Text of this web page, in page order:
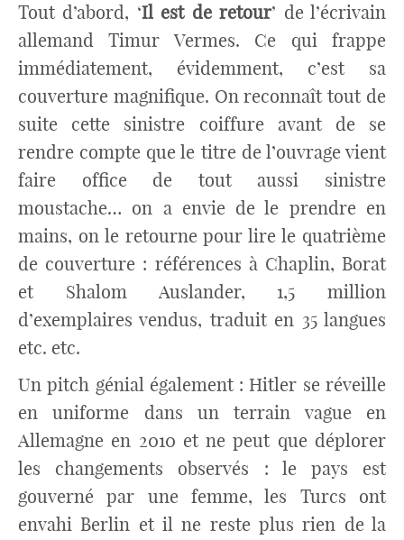
Tout d’abord, ‘Il est de retour’ de l’écrivain
allemand Timur Vermes. Ce qui frappe
immédiatement, évidemment, c’est sa
couverture magnifique. On reconnaît tout de
suite cette sinistre coiffure avant de se
rendre compte que le titre de l’ouvrage vient
faire office de tout aussi sinistre
moustache… on a envie de le prendre en
mains, on le retourne pour lire le quatrième
de couverture : références à Chaplin, Borat
et Shalom Auslander, 1,5 million
d’exemplaires vendus, traduit en 35 langues
etc. etc.
Un pitch génial également : Hitler se réveille
en uniforme dans un terrain vague en
Allemagne en 2010 et ne peut que déplorer
les changements observés : le pays est
gouverné par une femme, les Turcs ont
envahi Berlin et il ne reste plus rien de la